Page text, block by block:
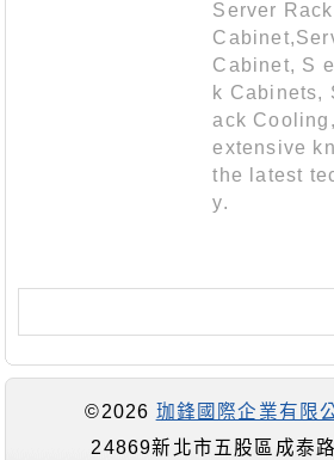
Server
Cabinet, S
k Cabinets,
ack
extensive
the latest
y.
©2026 珈鋒國際企業有限
24869新北市五股區成泰